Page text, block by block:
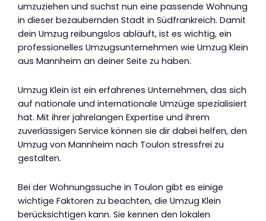
umzuziehen und suchst nun eine passende Wohnung
in dieser bezaubernden Stadt in Südfrankreich. Damit
dein Umzug reibungslos abläuft, ist es wichtig, ein
professionelles Umzugsunternehmen wie Umzug Klein
aus Mannheim an deiner Seite zu haben.
Umzug Klein ist ein erfahrenes Unternehmen, das sich
auf nationale und internationale Umzüge spezialisiert
hat. Mit ihrer jahrelangen Expertise und ihrem
zuverlässigen Service können sie dir dabei helfen, den
Umzug von Mannheim nach Toulon stressfrei zu
gestalten.
Bei der Wohnungssuche in Toulon gibt es einige
wichtige Faktoren zu beachten, die Umzug Klein
berücksichtigen kann. Sie kennen den lokalen